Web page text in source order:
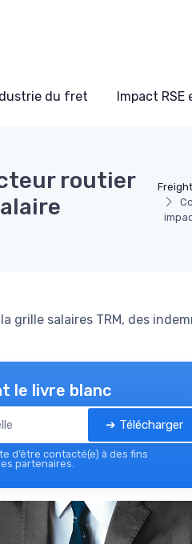
du fret Impact
routier
grille salaires TRM, des
le livre blanc
➔ Télécharger
d’être contacté(e) à des fins
partenaires.